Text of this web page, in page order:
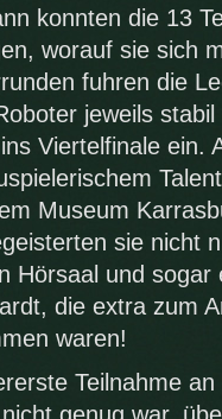
konnten die 13
worauf sie sich
fuhren die
jeweils
Viertelfinale ein.
Museum
sie nicht
Hörsaal und sogar
die extra zum
waren!
Teilnahme